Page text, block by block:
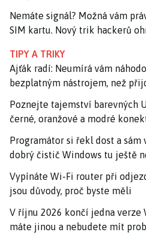
Nemáte signál? Možná vám
SIM kartu. Nový trik hackerů
TIPY A TRIKY
Ajťák radí: Neumírá vám
bezplatným nástrojem, než
Poznejte tajemství barevných
černé, oranžové a modré
Programátor si řekl dost a sám
dobrý čistič Windows tu ještě
Vypínáte Wi-Fi router při
jsou důvody, proč byste měli
V říjnu 2026 končí jedna verze
máte jinou a nebudete mít